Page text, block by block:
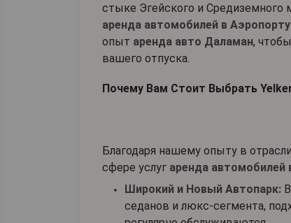
стыке Эгейского и Средиземного
аренда автомобилей в
опыт аренда авто Даламан,
вашего отпуска.
Почему Вам Стоит Выбрать
Благодаря нашему опыту в
сфере услуг аренда
Широкий и Новый Автопарк:
седанов и люкс-сегмента,